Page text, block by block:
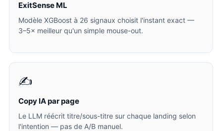
ExitSense ML
Modèle XGBoost à 26 signaux choisit l'instant exact —
3–5× meilleur qu'un simple mouse-out.
✍️
Copy IA par page
Le LLM réécrit titre/sous-titre sur chaque landing selon
l'intention — pas de A/B manuel.